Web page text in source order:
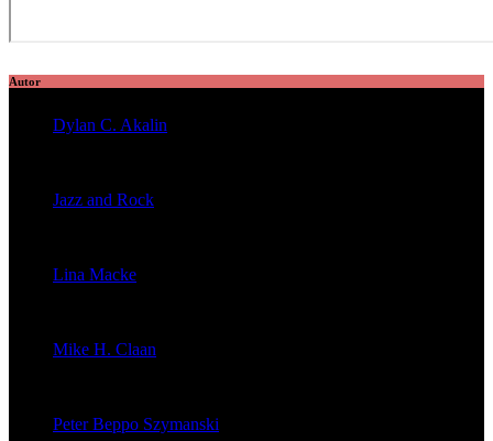
Autor
Dylan C. Akalin
Jazz and Rock
Lina Macke
Mike H. Claan
Peter Beppo Szymanski